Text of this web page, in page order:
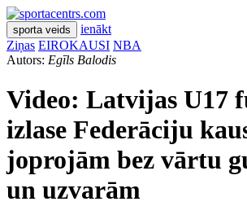
sporta veids
ienākt
Ziņas EIROKAUSI NBA
Autors: Egīls Balodis
Video: Latvijas U17
izlase Federāciju
joprojām bez vārtu
un uzvarām